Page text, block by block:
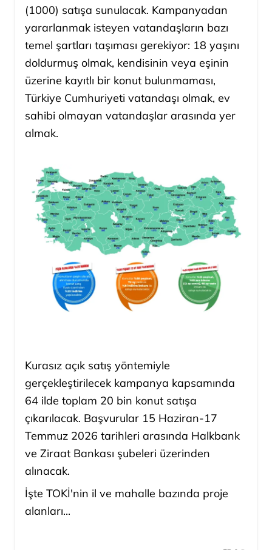
(1000) satışa sunulacak. Kampanyadan
yararlanmak isteyen vatandaşların bazı
temel şartları taşıması gerekiyor: 18 yaşını
doldurmuş olmak, kendisinin veya eşinin
üzerine kayıtlı bir konut bulunmaması,
Türkiye Cumhuriyeti vatandaşı olmak, ev
sahibi olmayan vatandaşlar arasında yer
almak.
Kurasız açık satış yöntemiyle
gerçekleştirilecek kampanya kapsamında
64 ilde toplam 20 bin konut satışa
çıkarılacak. Başvurular 15 Haziran-17
Temmuz 2026 tarihleri arasında Halkbank
ve Ziraat Bankası şubeleri üzerinden
alınacak.
İşte TOKİ'nin il ve mahalle bazında proje
alanları...